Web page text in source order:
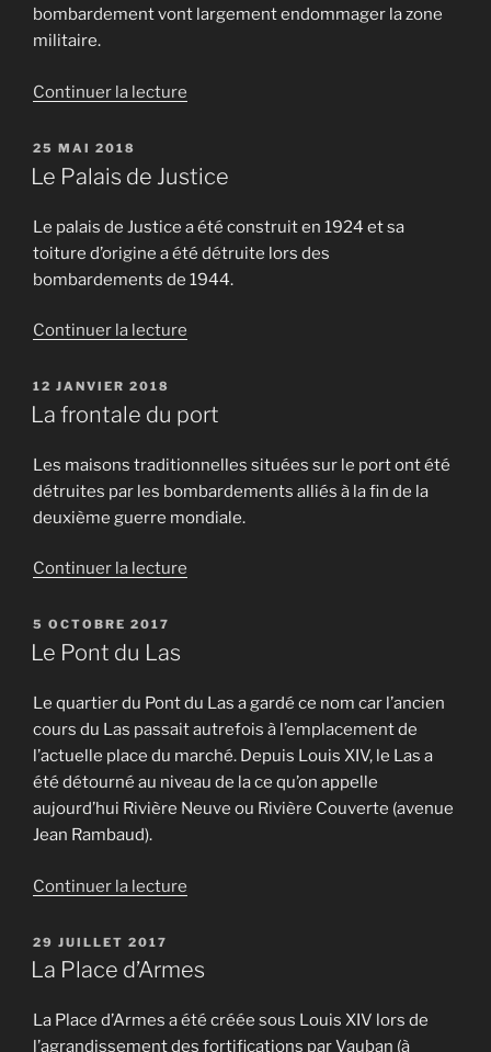
bombardement vont largement endommager la zone
militaire.
Continuer la lecture
–
terre »
PUBLIÉ
LE
25 MAI 2018
Le Palais de Justice
Le palais de Justice a été construit en 1924 et sa
toiture d’origine a été détruite lors des
bombardements de 1944.
Continuer la lecture
de
PUBLIÉ
LE
12 JANVIER 2018
La frontale du port
Les maisons traditionnelles situées sur le port ont été
détruites par les bombardements alliés à la fin de la
deuxième guerre mondiale.
Continuer la lecture
PUBLIÉ
LE
5 OCTOBRE 2017
Le Pont du Las
Le quartier du Pont du Las a gardé ce nom car l’ancien
cours du Las passait autrefois à l’emplacement de
l’actuelle place du marché. Depuis Louis XIV, le Las a
été détourné au niveau de la ce qu’on appelle
aujourd’hui Rivière Neuve ou Rivière Couverte (avenue
Jean Rambaud).
Continuer la lecture
du
PUBLIÉ
LE
29 JUILLET 2017
La Place d’Armes
La Place d’Armes a été créée sous Louis XIV lors de
l’agrandissement des fortifications par Vauban (à